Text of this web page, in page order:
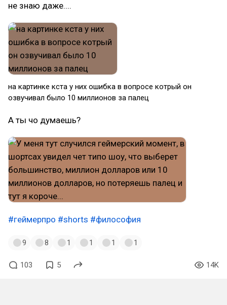
не знаю даже....
на картинке кста у них ошибка в вопросе котрый он
озвучивал было 10 миллионов за палец
А ты чо думаешь?
#геймерпро #shorts #философия
9 8 1 1 1 1
103 5 14K